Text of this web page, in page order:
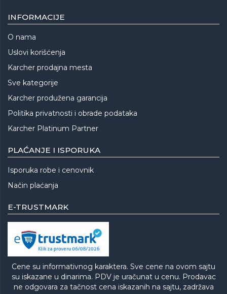
INFORMACIJE
O nama
Uslovi korišćenja
Karcher prodajna mesta
Sve kategorije
Karcher produžena garancija
Politika privatnosti i obrade podataka
Karcher Platinum Partner
PLAĆANJE I ISPORUKA
Isporuka robe i cenovnik
Način plaćanja
E-TRUSTMARK
Cene su informativnog karaktera. Sve cene na ovom sajtu
su iskazane u dinarima. PDV je uračunat u cenu. Prodavac
ne odgovara za tačnost cena iskazanih na sajtu, zadržava